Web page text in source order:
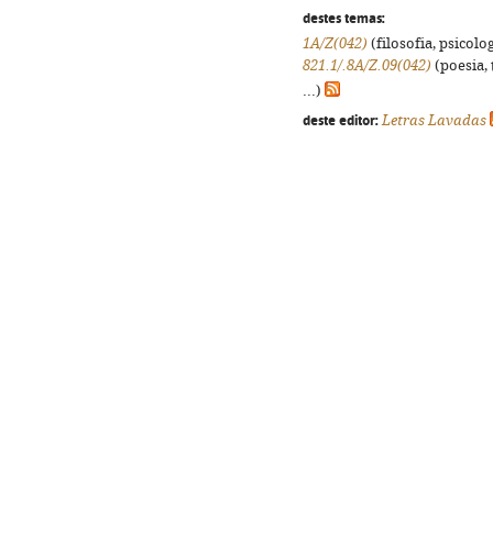
destes temas:
1A/Z(042) (filosofia,
821.1/.8A/Z.09(042) (poesia,
...)
deste editor: Letras Lavadas